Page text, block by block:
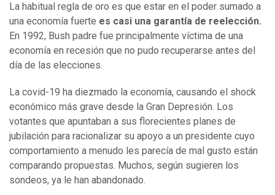
La habitual regla de oro es que estar en el poder sumado a
una economía fuerte es casi una garantía de reelección.
En 1992, Bush padre fue principalmente víctima de una
economía en recesión que no pudo recuperarse antes del
día de las elecciones.
La covid-19 ha diezmado la economía, causando el shock
económico más grave desde la Gran Depresión. Los
votantes que apuntaban a sus florecientes planes de
jubilación para racionalizar su apoyo a un presidente cuyo
comportamiento a menudo les parecía de mal gusto están
comparando propuestas. Muchos, según sugieren los
sondeos, ya le han abandonado.